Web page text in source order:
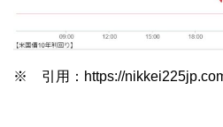
※ 引用：https://